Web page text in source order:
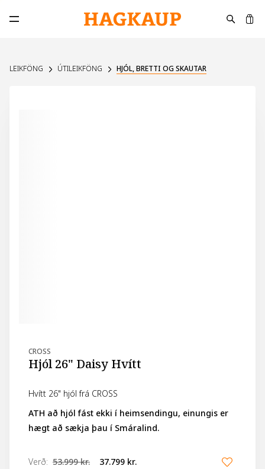
Opna aðalvalmynd
LEIKFÖNG ÚTILEIKFÖNG HJÓL, BRETTI OG SKAUTAR
CROSS
Hjól 26" Daisy Hvítt
Hvítt 26" hjól frá CROSS
ATH að hjól fást ekki í heimsendingu, einungis er
hægt að sækja þau í Smáralind.
Verð: 53.999 kr. 37.799 kr.